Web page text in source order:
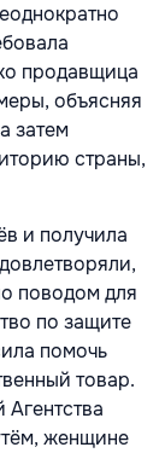
продавщица
объясняя
затем
страны,
и получила
поводом для
по защите
помочь
товар.
женщине